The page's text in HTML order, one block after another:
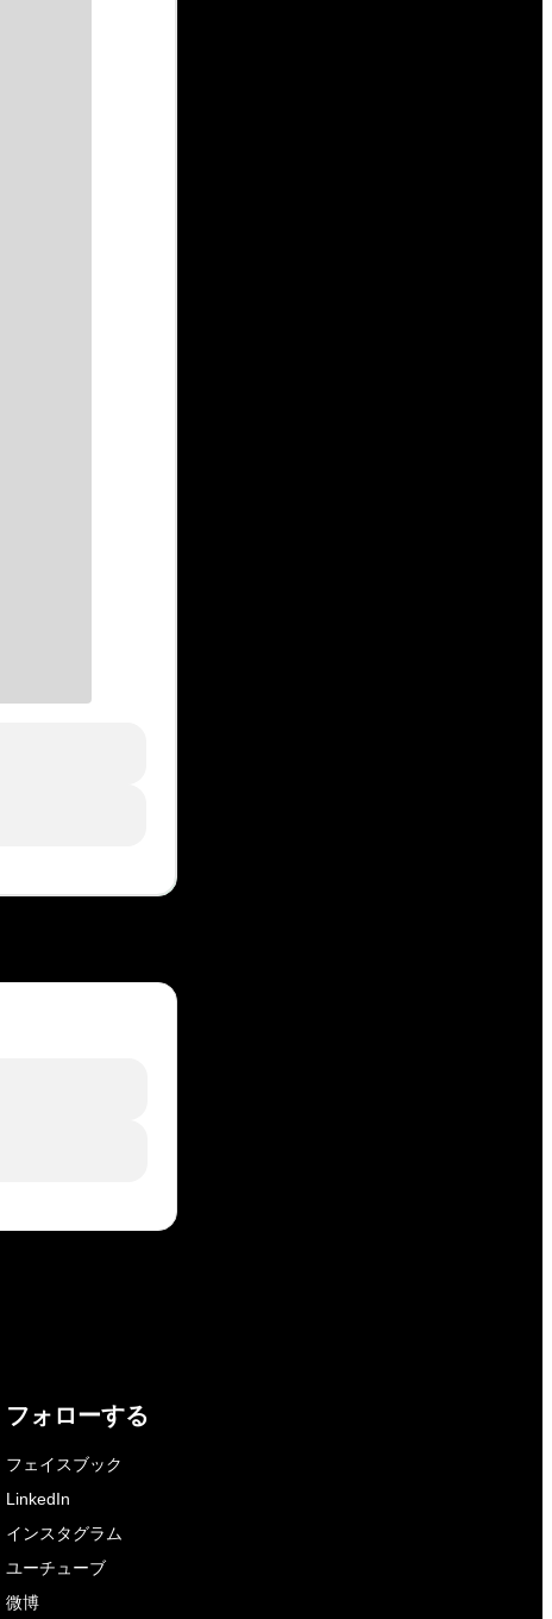
フォローする
フェイスブック
LinkedIn
インスタグラム
ユーチューブ
微博